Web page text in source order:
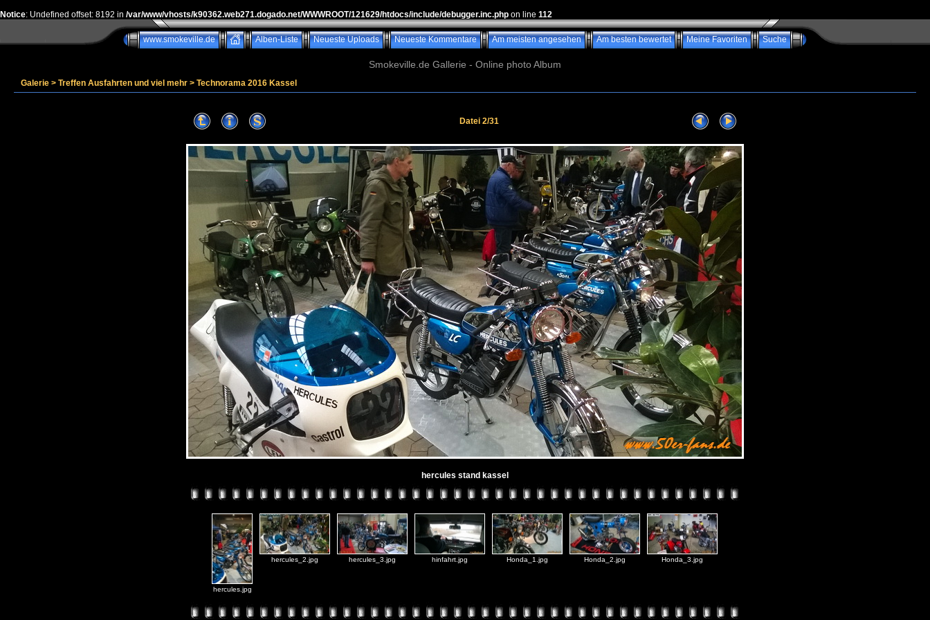
Notice: Undefined offset: 8192 in /var/www/vhosts/k90362.web271.dogado.net/WWWROOT/121629/htdocs/include/debugger.inc.php on line 112
www.smokeville.de Alben-Liste Neueste Uploads Neueste Kommentare Am meisten angesehen Am besten bewertet Meine Favoriten Suche
Smokeville.de Gallerie - Online photo Album
Galerie > Treffen Ausfahrten und viel mehr > Technorama 2016 Kassel
Datei 2/31
hercules stand kassel
hercules.jpg
hercules_2.jpg hercules_3.jpg hinfahrt.jpg Honda_1.jpg Honda_2.jpg Honda_3.jpg